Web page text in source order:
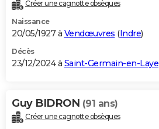
Dictionnaire
Biographies
Citations
Expressions
Proverbes
PROGRAMME TV
S'inscrire
Se connecter
Lycées
Collèges
Primaires
Universités
Entreprises
Service militaire
Avis de recherche
AVIS DE DÉCÈS
Bricolage
Lifestyle
Culture
Sport
Auto
Television
Voyage
Cinema
Créer une cagnotte obsèques
Naissance
20/05/1927 à Vendœuvres (Indre)
Décès
23/12/2024 à Saint-Germain-en-Laye
Guy BIDRON (91 ans)
Créer une cagnotte obsèques